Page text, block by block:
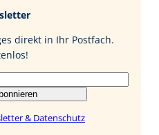
direkt in Ihr Postfach.
& Datenschutz